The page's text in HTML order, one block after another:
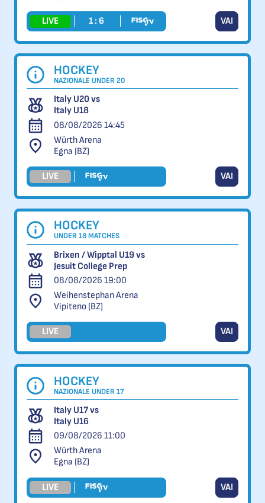
LIVE 1 : 6 VAI
HOCKEY
NAZIONALE UNDER 20
Italy U20 vs
Italy U18
08/08/2026 14:45
Würth Arena
Egna (BZ)
LIVE VAI
HOCKEY
UNDER 18 MATCHES
Brixen / Wipptal U19 vs
Jesuit College Prep
08/08/2026 19:00
Weihenstephan Arena
Vipiteno (BZ)
LIVE VAI
HOCKEY
NAZIONALE UNDER 17
Italy U17 vs
Italy U16
09/08/2026 11:00
Würth Arena
Egna (BZ)
LIVE VAI